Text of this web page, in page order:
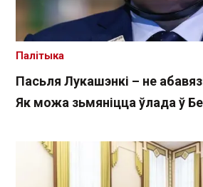
Пасьля Лукашэнкі – не
Як можа зьмяніцца ўлада ў
Палітыка